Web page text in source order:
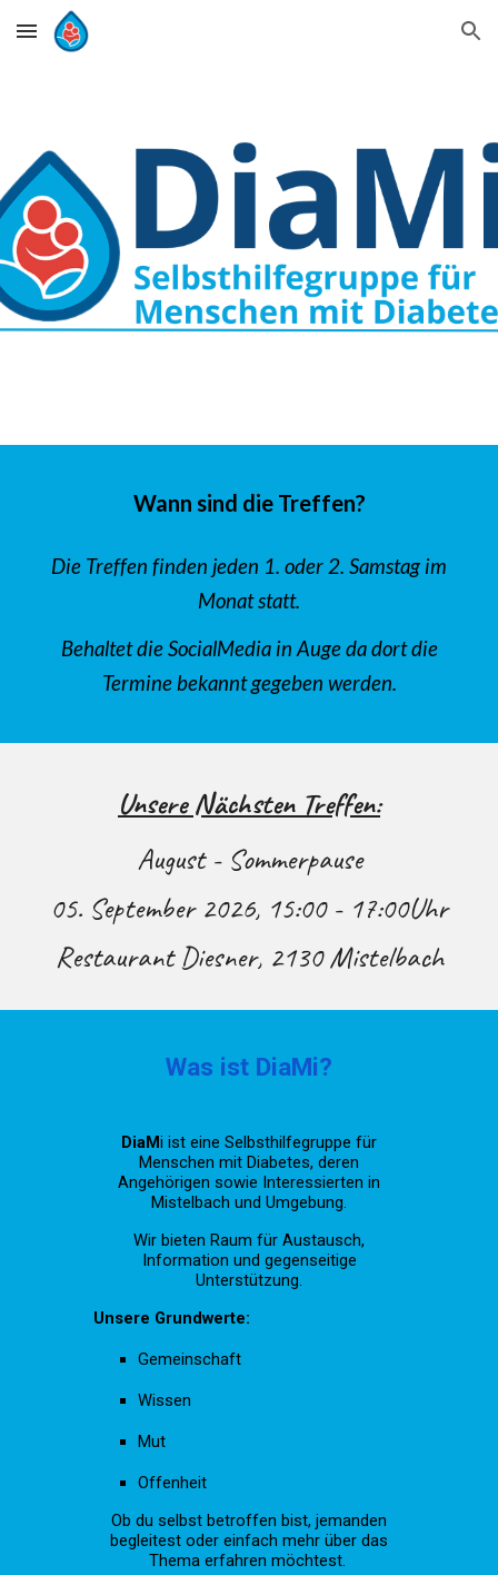
Skip to main content Skip to navigation
Wann sind die Treffen?
Die Treffen finden jeden 1. oder 2. Samstag im
Monat statt.
Behaltet die SocialMedia in Auge da dort die
Termine bekannt gegeben werden.
Unsere Nächsten Treffen:
August - Sommerpause
05. September2026, 15:00 - 17:00Uhr
Restaurant Diesner, 2130 Mistelbach
Was ist DiaMi?
DiaMi ist eine Selbsthilfegruppe für
Menschen mit Diabetes, deren
Angehörigen sowie Interessierten in
Mistelbach und Umgebung.
Wir bieten Raum für Austausch,
Information und gegenseitige
Unterstützung.
Unsere Grundwerte:
Gemeinschaft
Wissen
Mut
Offenheit
Ob du selbst betroffen bist, jemanden
begleitest oder einfach mehr über das
Thema erfahren möchtest.